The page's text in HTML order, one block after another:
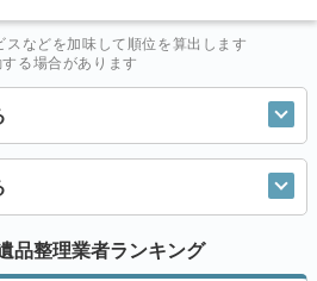
などを加味して順位を算出します
る場合があります
品整理業者ランキング